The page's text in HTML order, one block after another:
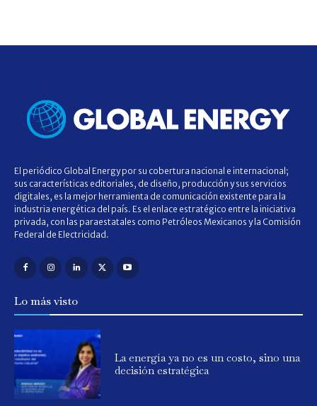
El periódico Global Energy por su cobertura nacional e internacional;
sus características editoriales, de diseño, producción y sus servicios
digitales, es la mejor herramienta de comunicación existente para la
industria energética del país. Es el enlace estratégico entre la iniciativa
privada, con las paraestatales como Petróleos Mexicanos y la Comisión
Federal de Electricidad.
Lo más visto
La energía ya no es un costo, sino una
decisión estratégica